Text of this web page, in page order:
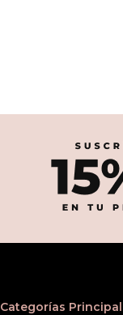
Categorías